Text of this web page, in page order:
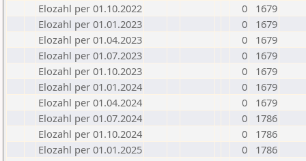
Elozahl per 01.10.2022
0
1679
Elozahl per 01.01.2023
0
1679
Elozahl per 01.04.2023
0
1679
Elozahl per 01.07.2023
0
1679
Elozahl per 01.10.2023
0
1679
Elozahl per 01.01.2024
0
1679
Elozahl per 01.04.2024
0
1679
Elozahl per 01.07.2024
0
1786
Elozahl per 01.10.2024
0
1786
Elozahl per 01.01.2025
0
1786